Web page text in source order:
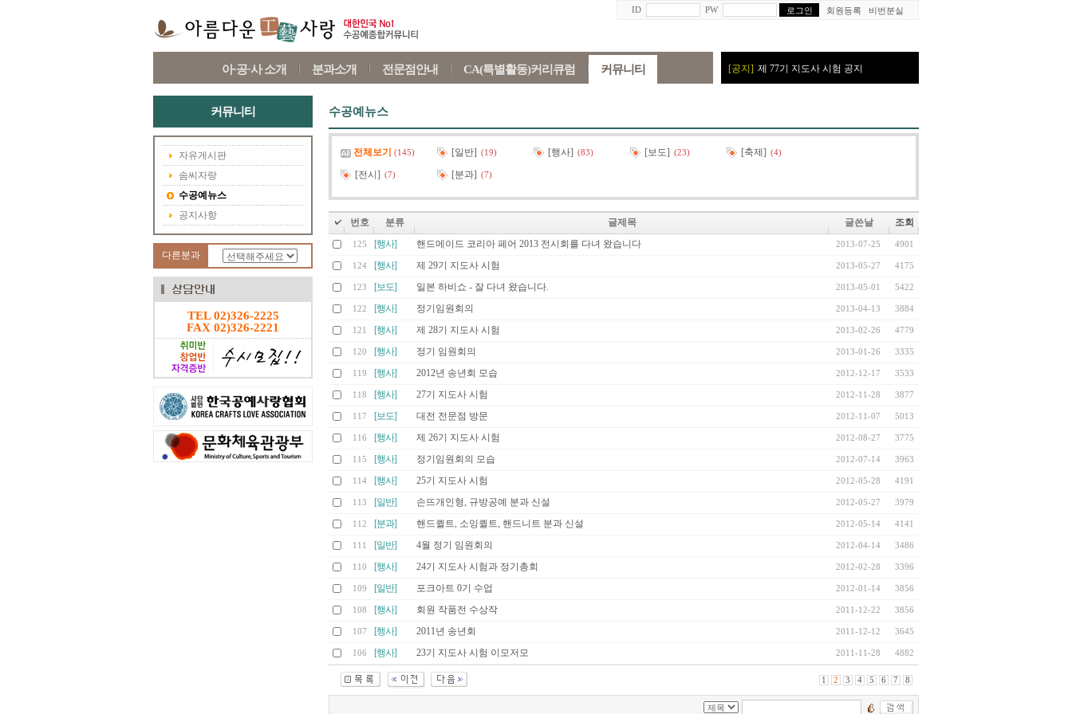
ID PW 회원등록 비번분실
아·공·사 소개 분과소개 전문점안내 CA(특별활동)커리큐럼 커뮤니티
커뮤니티
자유게시판
솜씨자랑
수공예뉴스
공지사항
다른분과
TEL 02)326-2225
FAX 02)326-2221
수공예뉴스
전체보기 (145) [일반] (19) [행사] (83) [보도] (23) [축제] (4)
[전시] (7) [분과] (7)
번호 분류 글제목 글쓴날 조회
125 [행사] 핸드메이드 코리아 페어 2013 전시회를 다녀 왔습니다 2013-07-25 4901
124 [행사] 제 29기 지도사 시험 2013-05-27 4175
123 [보도] 일본 하비쇼 - 잘 다녀 왔습니다. 2013-05-01 5422
122 [행사] 정기임원회의 2013-04-13 3884
121 [행사] 제 28기 지도사 시험 2013-02-26 4779
120 [행사] 정기 임원회의 2013-01-26 3335
119 [행사] 2012년 송년회 모습 2012-12-17 3533
118 [행사] 27기 지도사 시험 2012-11-28 3877
117 [보도] 대전 전문점 방문 2012-11-07 5013
116 [행사] 제 26기 지도사 시험 2012-08-27 3775
115 [행사] 정기임원회의 모습 2012-07-14 3963
114 [행사] 25기 지도사 시험 2012-05-28 4191
113 [일반] 손뜨개인형, 규방공예 분과 신설 2012-05-27 3979
112 [분과] 핸드퀼트, 소잉퀼트, 핸드니트 분과 신설 2012-05-14 4141
111 [일반] 4월 정기 임원회의 2012-04-14 3486
110 [행사] 24기 지도사 시험과 정기총회 2012-02-28 3396
109 [일반] 포크아트 0기 수업 2012-01-14 3856
108 [행사] 회원 작품전 수상작 2011-12-22 3856
107 [행사] 2011년 송년회 2011-12-12 3645
106 [행사] 23기 지도사 시험 이모저모 2011-11-28 4882
1 2 3 4 5 6 7 8